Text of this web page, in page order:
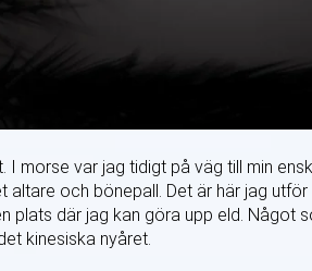
morse var jag tidigt på väg till min
altare och bönepall. Det är här jag
plats där jag kan göra upp eld. Något
kinesiska nyåret.